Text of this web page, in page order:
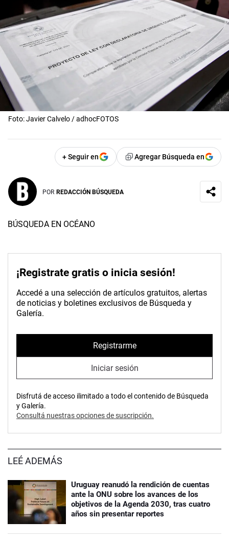
Foto: Javier Calvelo / adhocFOTOS
+ Seguir en Agregar Búsqueda en
POR REDACCIÓN BÚSQUEDA
BÚSQUEDA EN OCÉANO
¡Registrate gratis o inicia sesión!
Accedé a una selección de artículos gratuitos, alertas
de noticias y boletines exclusivos de Búsqueda y
Galería.
Registrarme
Iniciar sesión
Disfrutá de acceso ilimitado a todo el contenido de Búsqueda
y Galería.
Consultá nuestras opciones de suscripción.
LEÉ ADEMÁS
Uruguay reanudó la rendición de cuentas
ante la ONU sobre los avances de los
objetivos de la Agenda 2030, tras cuatro
años sin presentar reportes